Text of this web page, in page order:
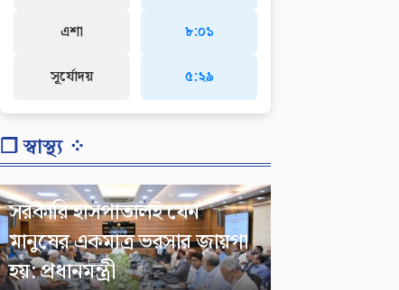
এশা
সূর্যোদয়
৮:০১
৫:২৯
❐ স্বাস্থ্য ⁘
সরকারি হাসপাতালই যেন
মানুষের একমাত্র ভরসার জায়গা
হয়: প্রধানমন্ত্রী